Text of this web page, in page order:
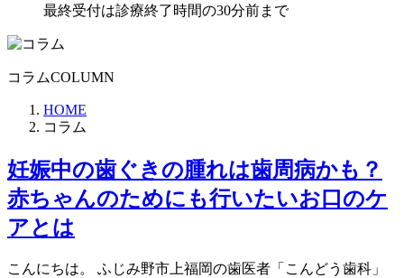
最終受付は診療終了時間の30分前まで
コラムCOLUMN
HOME
コラム
妊娠中の歯ぐきの腫れは歯周病かも？
赤ちゃんのためにも行いたいお口のケ
アとは
こんにちは。 ふじみ野市上福岡の歯医者「こんどう歯科」